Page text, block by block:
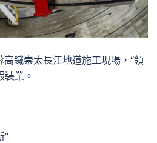
鐵崇太長江地道施工現場，“領
裝業。
”